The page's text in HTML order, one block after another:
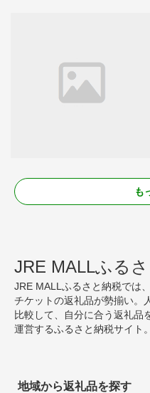
も
JRE MALLふる
JRE MALLふるさと納税では
チケットの返礼品が勢揃い。
比較して、自分に合う返礼品
運営するふるさと納税サイト。
地域から返礼品を探す